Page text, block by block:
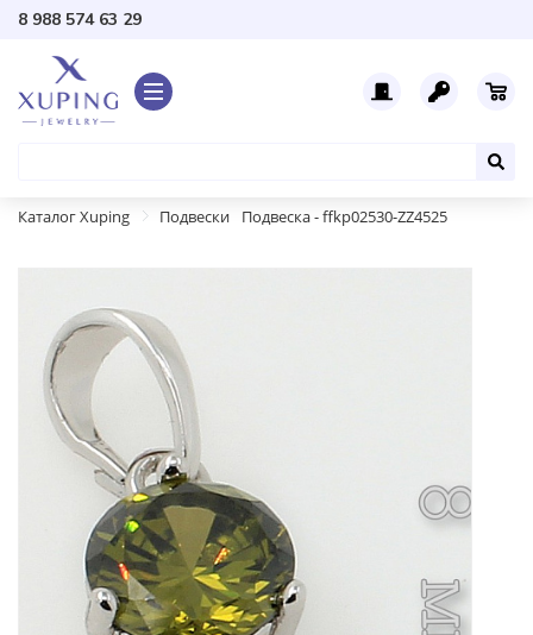
8 988 574 63 29
Каталог Xuping Подвески Подвеска - ffkp02530-ZZ4525